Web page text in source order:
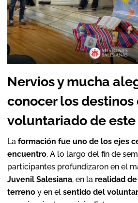
Nervios y mucha
conocer los destinos
voluntariado de este
La formación fue uno de los ejes
encuentro. A lo largo del fin de
participantes profundizaron en el
Juvenil Salesiana, en la realidad
terreno y en el sentido del